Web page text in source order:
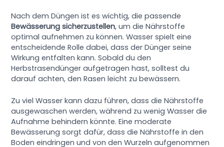
Nach dem Düngen ist es wichtig, die passende
Bewässerung sicherzustellen, um die Nährstoffe
optimal aufnehmen zu können. Wasser spielt eine
entscheidende Rolle dabei, dass der Dünger seine
Wirkung entfalten kann. Sobald du den
Herbstrasendünger aufgetragen hast, solltest du
darauf achten, den Rasen leicht zu bewässern.
Zu viel Wasser kann dazu führen, dass die Nährstoffe
ausgewaschen werden, während zu wenig Wasser die
Aufnahme behindern könnte. Eine moderate
Bewässerung sorgt dafür, dass die Nährstoffe in den
Boden eindringen und von den Wurzeln aufgenommen